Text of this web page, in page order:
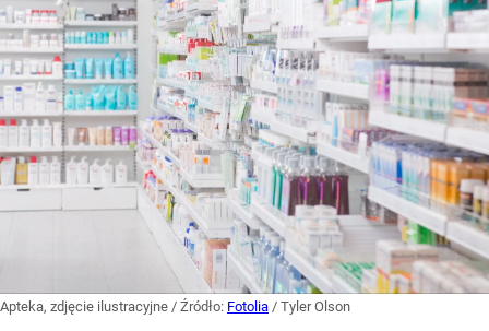
Apteka, zdjęcie ilustracyjne / Źródło: Fotolia / Tyler Olson